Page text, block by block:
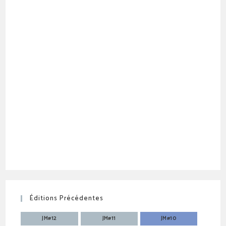
Éditions Précédentes
JM#12 JM#11 JM#10